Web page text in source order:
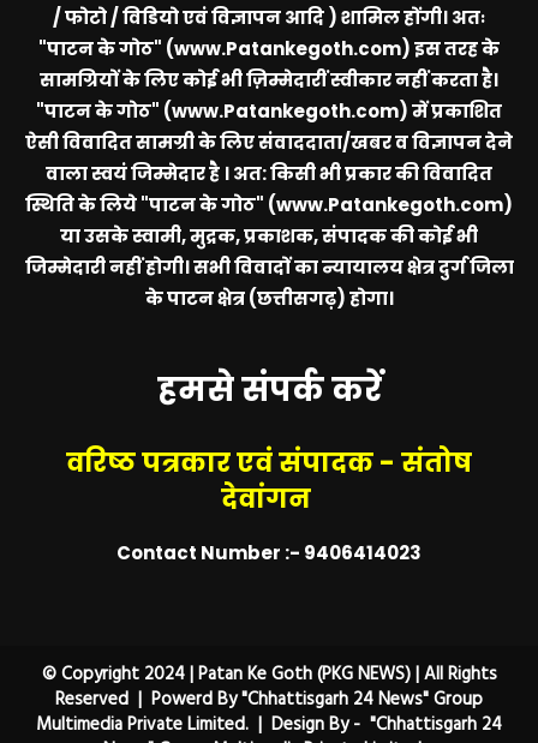
/ फोटो / विडियो एवं विज्ञापन आदि ) शामिल होंगी। अतः
"पाटन के गोठ" (www.Patankegoth.com)इस तरह के
सामग्रियों के लिए कोई भी ज़िम्मेदारीं स्वीकार नहीं करता है।
"पाटन के गोठ" (www.Patankegoth.com)में प्रकाशित
ऐसी विवादित सामग्री के लिए संवाददाता/खबर व विज्ञापन देने
वाला स्वयं जिम्मेदार है । अत: किसी भी प्रकार की विवादित
स्थिति के लिये"पाटन के गोठ" (www.Patankegoth.com)
या उसके स्वामी, मुद्रक, प्रकाशक, संपादक की कोई भी
जिम्मेदारी नहीं होगी। सभी विवादों का न्यायालय क्षेत्र दुर्ग जिला
के पाटन क्षेत्र (छत्तीसगढ़) होगा।
हमसे संपर्क करें
वरिष्ठ पत्रकार एवं संपादक - संतोष
देवांगन
Contact Number :- 9406414023
© Copyright 2024 | Patan Ke Goth (PKG NEWS) | All Rights
Reserved | Powerd By "Chhattisgarh 24 News" Group
Multimedia Private Limited. | Design By - "Chhattisgarh 24